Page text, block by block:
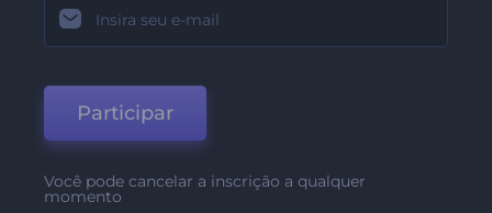
Participar
Você pode cancelar a inscrição a qualquer
momento